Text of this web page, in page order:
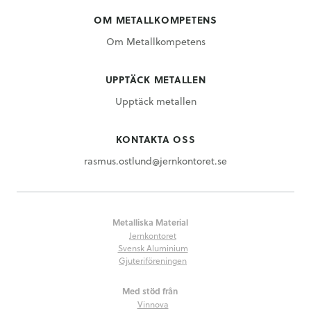
OM METALLKOMPETENS
Om Metallkompetens
UPPTÄCK METALLEN
Upptäck metallen
KONTAKTA OSS
rasmus.ostlund@jernkontoret.se
Metalliska Material
Jernkontoret
Svensk Aluminium
Gjuteriföreningen
Med stöd från
Vinnova